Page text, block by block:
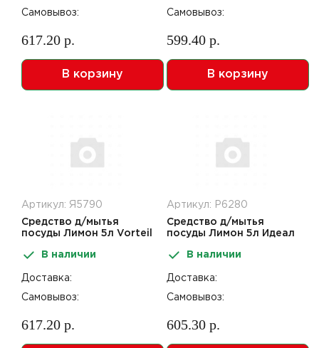
Самовывоз:
617.20 р.
В корзину
Самовывоз:
599.40 р.
В корзину
Артикул: Я5790
Средство д/мытья
посуды Лимон 5л Vorteil
В наличии
Доставка:
Самовывоз:
617.20 р.
Артикул: Р6280
Средство д/мытья
посуды Лимон 5л Идеал
В наличии
Доставка:
Самовывоз:
605.30 р.